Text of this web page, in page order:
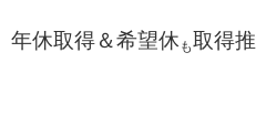
年休取得＆希望休 も取得